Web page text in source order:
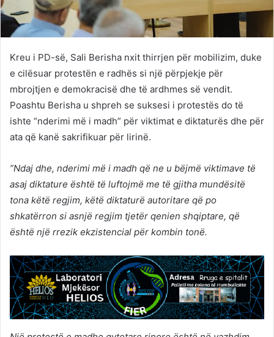
Kreu i PD-së, Sali Berisha nxit thirrjen për mobilizim, duke
e cilësuar protestën e radhës si një përpjekje për
mbrojtjen e demokracisë dhe të ardhmes së vendit.
Poashtu Berisha u shpreh se suksesi i protestës do të
ishte “nderimi më i madh” për viktimat e diktaturës dhe për
ata që kanë sakrifikuar për lirinë.
”Ndaj dhe, nderimi më i madh që ne u bëjmë viktimave të
asaj diktature është të luftojmë me të gjitha mundësitë
tona këtë regjim, këtë diktaturë autoritare që po
shkatërron si asnjë regjim tjetër qenien shqiptare, që
është një rrezik ekzistencial për kombin tonë.